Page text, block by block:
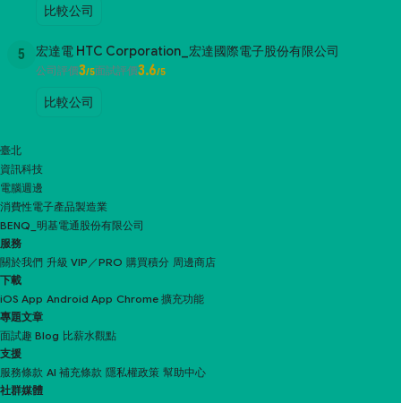
比較公司
5 宏達電 HTC Corporation_宏達國際電子股份有限公司
公司評價3/5面試評價3.6/5
比較公司
臺北
資訊科技
電腦週邊
消費性電子產品製造業
BENQ_明基電通股份有限公司
服務
關於我們 升級 VIP／PRO 購買積分 周邊商店
下載
iOS App Android App Chrome 擴充功能
專題文章
面試趣 Blog 比薪水觀點
支援
服務條款 AI 補充條款 隱私權政策 幫助中心
社群媒體